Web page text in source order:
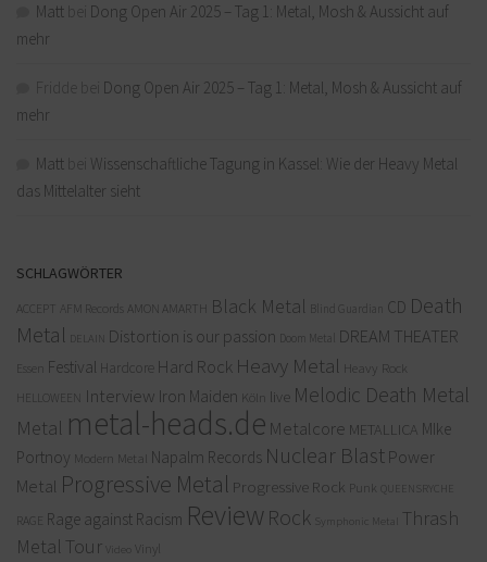
Matt
Dong Open Air 2025 – Tag 1: Metal, Mosh & Aussicht auf
mehr
Dong Open Air 2025 – Tag 1: Metal, Mosh & Aussicht auf
mehr
Matt
Wissenschaftliche Tagung in Kassel: Wie der Heavy Metal
das Mittelalter sieht
SCHLAGWÖRTER
ACCEPT AFM Records AMON AMARTH Black Metal Blind Guardian CD Death
Metal
DELAIN Distortion is our passion Doom Metal DREAM THEATER
Essen Festival Hardcore Hard Rock Heavy Metal Heavy Rock
HELLOWEEN Interview Iron Maiden Köln live Melodic Death Metal
Metal metal-heads.de Metalcore METALLICA MIke
Portnoy Modern Metal Napalm Records Nuclear Blast Power
Metal Progressive Metal Progressive Rock Punk QUEENSRYCHE
RAGE Rage against Racism Review Rock Symphonic Metal
Thrash
Metal Tour Video Vinyl